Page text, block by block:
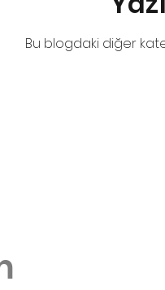
Bu blogdaki diğer